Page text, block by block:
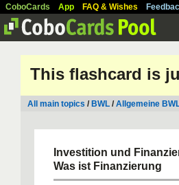
CoboCards App FAQ & Wishes
This flashcard is
All main topics / BWL /Allgemeine
Investition und
Was ist Finanzierung